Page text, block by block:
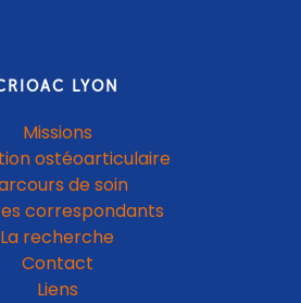
LYON
Missions
ostéoarticulaire
de soin
correspondants
La recherche
Contact
Liens